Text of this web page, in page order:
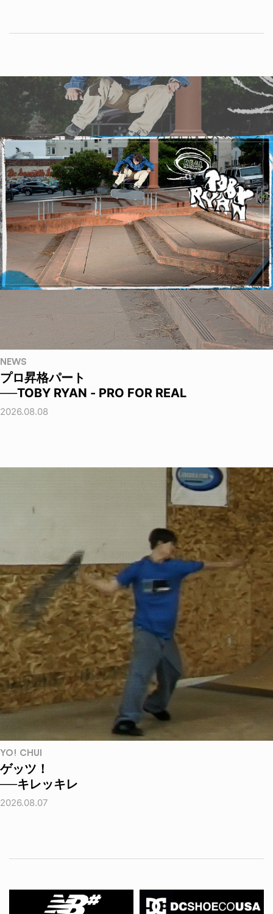
NEWS
プロ昇格パート
──TOBY RYAN - PRO FOR REAL
2026.08.08
YO! CHUI
ゲッツ！
──キレッキレ
2026.08.07